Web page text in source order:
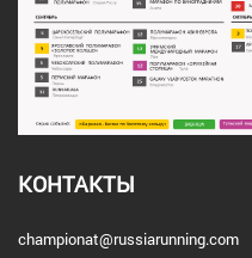
КОНТАКТЫ
championat@russiarunning.com